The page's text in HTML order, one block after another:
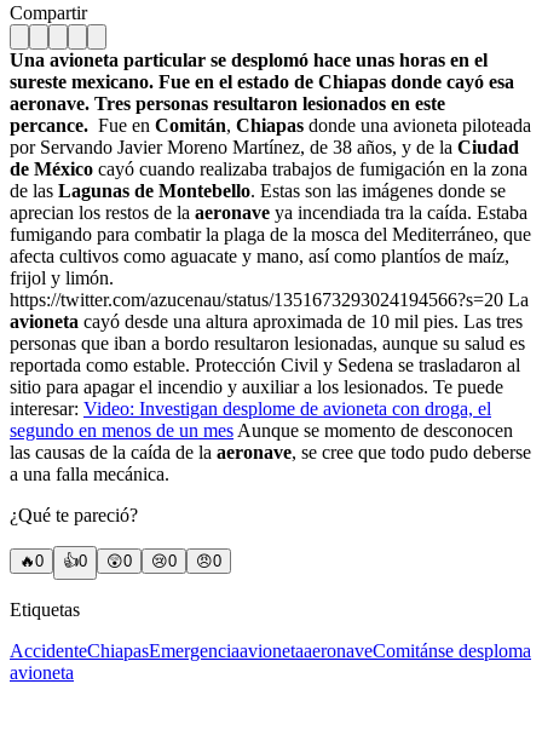
Compartir
Una avioneta particular se desplomó hace unas horas en el
sureste mexicano. Fue en el estado de Chiapas donde cayó esa
aeronave. Tres personas resultaron lesionados en este
percance. Fue en Comitán, Chiapas donde una avioneta piloteada
por Servando Javier Moreno Martínez, de 38 años, y de la Ciudad
de México cayó cuando realizaba trabajos de fumigación en la zona
de las Lagunas de Montebello. Estas son las imágenes donde se
aprecian los restos de la aeronave ya incendiada tra la caída. Estaba
fumigando para combatir la plaga de la mosca del Mediterráneo, que
afecta cultivos como aguacate y mano, así como plantíos de maíz,
frijol y limón.
https://twitter.com/azucenau/status/1351673293024194566?s=20 La
avioneta cayó desde una altura aproximada de 10 mil pies. Las tres
personas que iban a bordo resultaron lesionadas, aunque su salud es
reportada como estable. Protección Civil y Sedena se trasladaron al
sitio para apagar el incendio y auxiliar a los lesionados. Te puede
interesar: Video: Investigan desplome de avioneta con droga, el
segundo en menos de un mes Aunque se momento de desconocen
las causas de la caída de la aeronave, se cree que todo pudo deberse
a una falla mecánica.
¿Qué te pareció?
🔥0 👍0 😲0 😢0 😠0
Etiquetas
AccidenteChiapasEmergenciaavionetaaeronaveComitánse desploma
avioneta